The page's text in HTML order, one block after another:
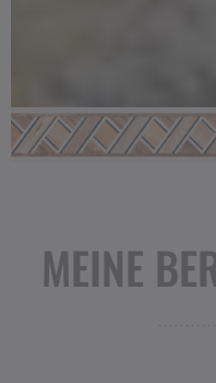
MEINE